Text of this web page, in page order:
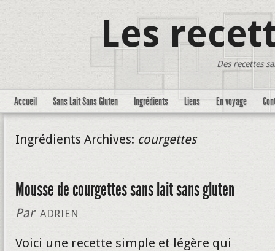
Les
Des recettes
Accueil Sans Lait Sans Gluten Ingrédients Liens En voyage
Ingrédients Archives: courgettes
Mousse de courgettes sans lait sans gluten
Par ADRIEN
Voici une recette simple et légère qui